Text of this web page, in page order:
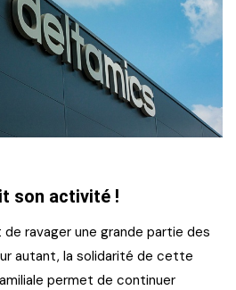
son activité !
ravager une grande partie des
autant, la solidarité de cette
permet de continuer